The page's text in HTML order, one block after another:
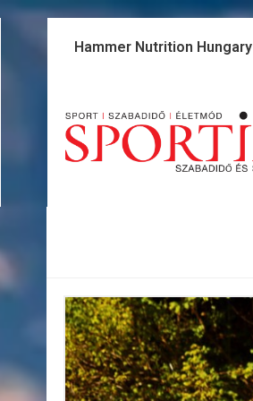
Skip
Hammer Nutrition Hungary